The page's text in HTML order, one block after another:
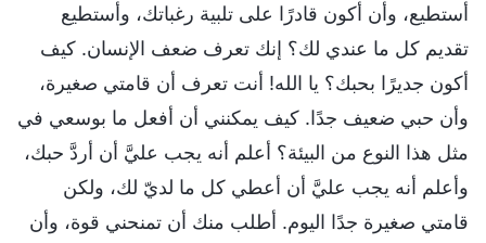
أستطيع، وأن أكون قادرًا على تلبية رغباتك، وأستطيع
تقديم كل ما عندي لك؟ إنك تعرف ضعف الإنسان. كيف
أكون جديرًا بحبك؟ يا الله! أنت تعرف أن قامتي صغيرة،
وأن حبي ضعيف جدًا. كيف يمكنني أن أفعل ما بوسعي في
مثل هذا النوع من البيئة؟ أعلم أنه يجب عليَّ أن أردَّ حبك،
وأعلم أنه يجب عليَّ أن أعطي كل ما لديّ لك، ولكن
قامتي صغيرة جدًا اليوم. أطلب منك أن تمنحني قوة، وأن